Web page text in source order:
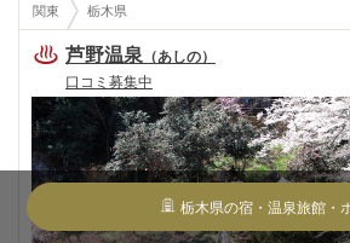
関東 栃木県
芦野温泉 （あしの）
口コミ募集中
栃木県の宿・温泉旅館・